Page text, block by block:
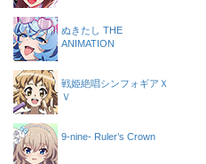
ぬきたし THE
ANIMATION
戦姫絶唱シンフォギアＸ
Ｖ
9-nine- Ruler’s Crown